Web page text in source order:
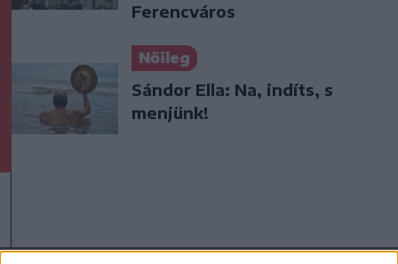
Ferencváros
Nőileg
Sándor Ella: Na, indíts, s
menjünk!